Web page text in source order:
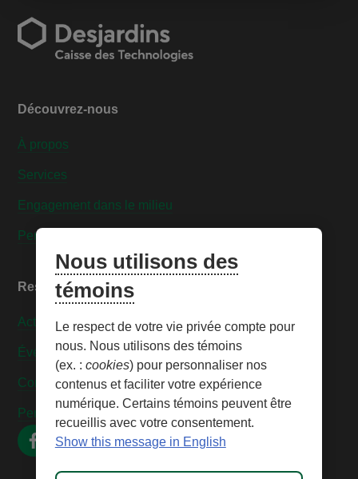
Découvrez-nous
À propos
Services
Engagement dans le milieu
Personnaliser les témoins
Ressources
Actualités
Événements
Contactez-nous
Personnaliser les témoins
Nous utilisons des
témoins
Le respect de votre vie privée compte pour
nous. Nous utilisons des témoins
(ex. : cookies) pour personnaliser nos
contenus et faciliter votre expérience
numérique. Certains témoins peuvent être
recueillis avec votre consentement.
Show this message in English